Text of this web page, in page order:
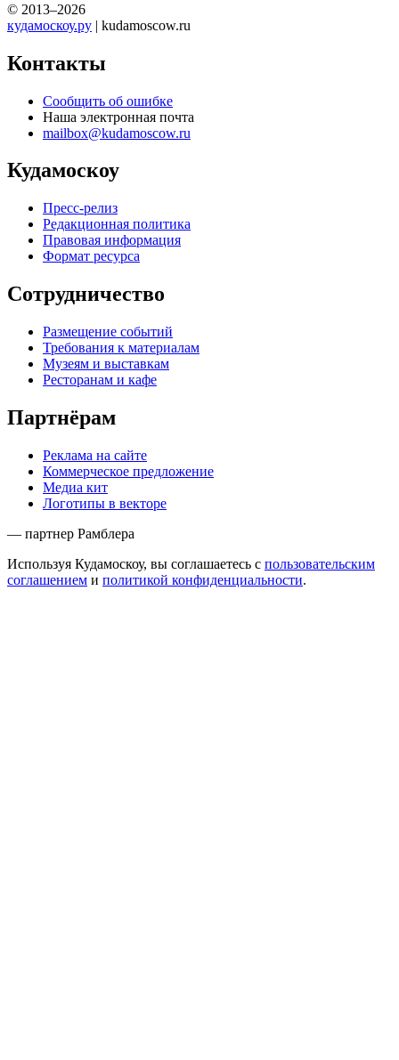
© 2013–2026
кудамоскоу.ру | kudamoscow.ru
Контакты
Сообщить об ошибке
Наша электронная почта
mailbox@kudamoscow.ru
Кудамоскоу
Пресс-релиз
Редакционная политика
Правовая информация
Формат ресурса
Сотрудничество
Размещение событий
Требования к материалам
Музеям и выставкам
Ресторанам и кафе
Партнёрам
Реклама на сайте
Коммерческое предложение
Медиа кит
Логотипы в векторе
— партнер Рамблера
Используя Кудамоскоу, вы соглашаетесь с пользовательским
соглашением и политикой конфиденциальности.